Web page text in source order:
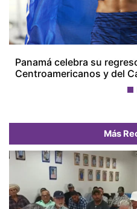
Panamá celebra su
Centroamericanos y del
Más